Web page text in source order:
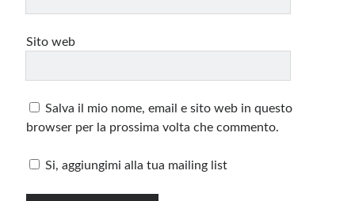
Sito web
Salva il mio nome, email e sito web in questo
browser per la prossima volta che commento.
Si, aggiungimi alla tua mailing list